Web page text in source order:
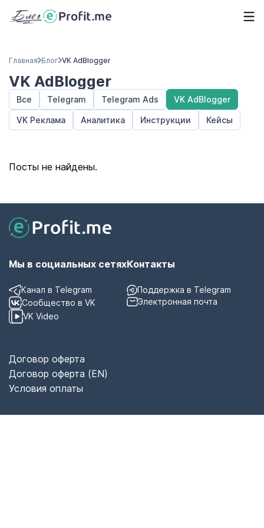
Главная Блог VK AdBlogger
VK AdBlogger
Все Telegram Telegram Ads VK AdBlogger
VK Реклама Аналитика Инструкции Кейсы
Посты не найдены.
Договор оферта
Договор оферта (EN)
Условия оплаты
Мы в социальных сетях
Канал в Telegram
Сообщество в VK
VK Video
Контакты
Поддержка в Telegram
Электронная почта